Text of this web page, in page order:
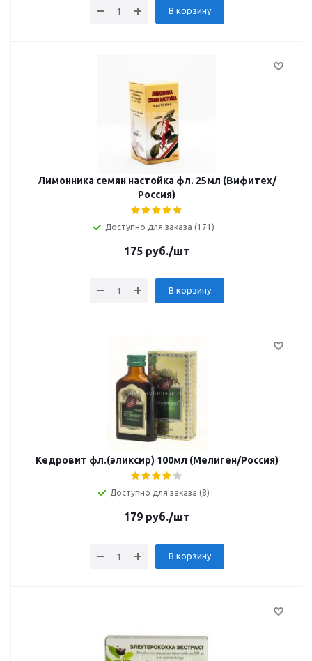
В корзину
Лимонника семян настойка фл. 25мл (Вифитех/
Россия)
Доступно для заказа (171)
175руб./шт
В корзину
Кедровит фл.(эликсир) 100мл (Мелиген/Россия)
Доступно для заказа (8)
179руб./шт
В корзину